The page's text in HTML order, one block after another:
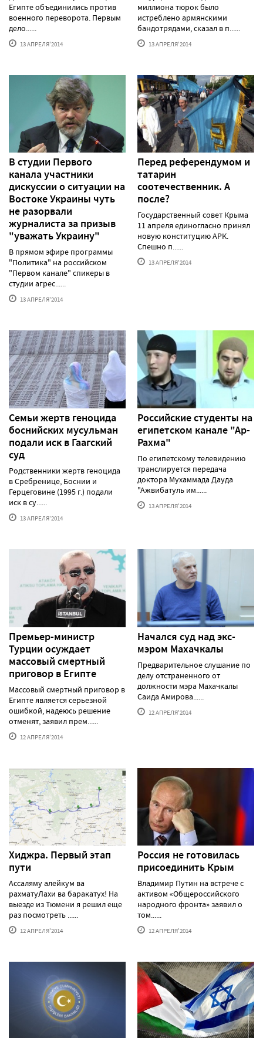
Египте объединились против
военного переворота. Первым
дело......
13 АПРЕЛЯ'2014
миллиона тюрок было
истреблено армянскими
бандотрядами, сказал в п......
13 АПРЕЛЯ'2014
В студии Первого
канала участники
дискуссии о ситуации на
Востоке Украины чуть
не разорвали
журналиста за призыв
"уважать Украину"
В прямом эфире программы
"Политика" на российском
"Первом канале" спикеры в
студии агрес......
13 АПРЕЛЯ'2014
Перед референдумом и
татарин
соотечественник. А
после?
Государственный совет Крыма
11 апреля единогласно принял
новую конституцию АРК.
Спешно п......
13 АПРЕЛЯ'2014
Семьи жертв геноцида
боснийских мусульман
подали иск в Гаагский
суд
Родственники жертв геноцида
в Сребренице, Боснии и
Герцеговине (1995 г.) подали
иск в су......
13 АПРЕЛЯ'2014
Российские студенты на
египетском канале "Ар-
Рахма"
По египетскому телевидению
транслируется передача
доктора Мухаммада Дауда
"Ажвибатуль им......
13 АПРЕЛЯ'2014
Премьер-министр
Турции осуждает
массовый смертный
приговор в Египте
Массовый смертный приговор в
Египте является серьезной
ошибкой, надеюсь решение
отменят, заявил прем......
12 АПРЕЛЯ'2014
Начался суд над экс-
мэром Махачкалы
Предварительное слушание по
делу отстраненного от
должности мэра Махачкалы
Саида Амирова......
12 АПРЕЛЯ'2014
Хиджра. Первый этап
пути
Ассаляму алейкум ва
рахматуЛахи ва баракатух! На
выезде из Тюмени я решил еще
раз посмотреть ......
12 АПРЕЛЯ'2014
Россия не готовилась
присоединить Крым
Владимир Путин на встрече с
активом «Общероссийского
народного фронта» заявил о
том......
12 АПРЕЛЯ'2014